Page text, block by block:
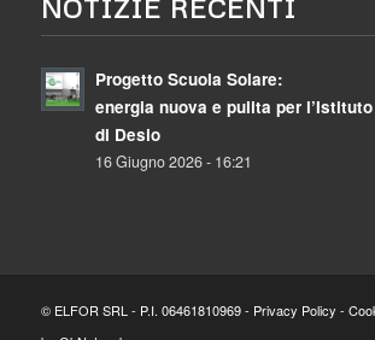
NOTIZIE RECENTI
Progetto Scuola Solare:
energia nuova e pulita per
di Desio
16 Giugno 2026 - 16:21
© ELFOR SRL - P.I. 06461810969 - Privacy Policy -